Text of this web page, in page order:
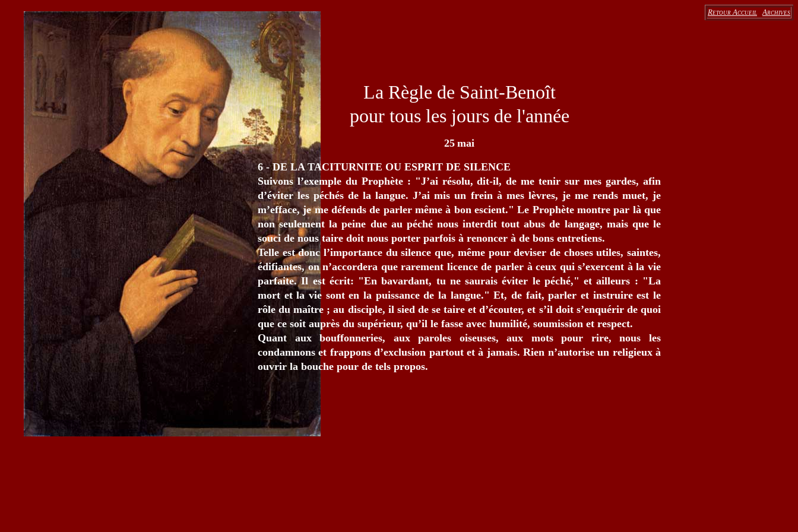
Retour Accueil Archives
La Règle de Saint-Benoît
pour tous les jours de l'année
25 mai
6 - DE LA TACITURNITE OU ESPRIT DE SILENCE
Suivons l’exemple du Prophète : "J’ai résolu, dit-il, de me tenir sur mes gardes, afin
d’éviter les péchés de la langue. J’ai mis un frein à mes lèvres, je me rends muet, je
m’efface, je me défends de parler même à bon escient." Le Prophète montre par là que
non seulement la peine due au péché nous interdit tout abus de langage, mais que le
souci de nous taire doit nous porter parfois à renoncer à de bons entretiens.
Telle est donc l’importance du silence que, même pour deviser de choses utiles, saintes,
édifiantes, on n’accordera que rarement licence de parler à ceux qui s’exercent à la vie
parfaite. Il est écrit: "En bavardant, tu ne saurais éviter le péché," et ailleurs : "La
mort et la vie sont en la puissance de la langue." Et, de fait, parler et instruire est le
rôle du maître ; au disciple, il sied de se taire et d’écouter, et s’il doit s’enquérir de quoi
que ce soit auprès du supérieur, qu’il le fasse avec humilité, soumission et respect.
Quant aux bouffonneries, aux paroles oiseuses, aux mots pour rire, nous les
condamnons et frappons d’exclusion partout et à jamais. Rien n’autorise un religieux à
ouvrir la bouche pour de tels propos.